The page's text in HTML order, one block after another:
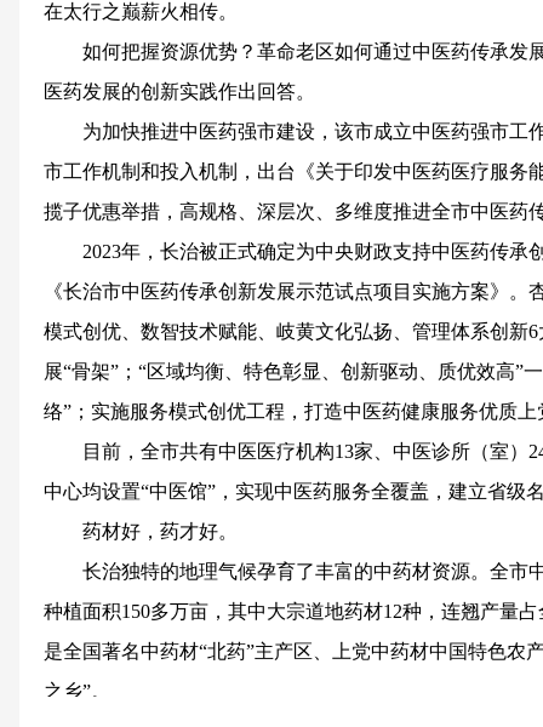
在太行之巅薪火相传。
如何把握资源优势？革命老区如何通过中医药传承发
医药发展的创新实践作出回答。
为加快推进中医药强市建设，该市成立中医药强市工
市工作机制和投入机制，出台《关于印发中医药医疗服务
揽子优惠举措，高规格、深层次、多维度推进全市中医药
2023年，长治被正式确定为中央财政支持中医药传承
《长治市中医药传承创新发展示范试点项目实施方案》
模式创优、数智技术赋能、岐黄文化弘扬、管理体系创新
展“骨架”；“区域均衡、特色彰显、创新驱动、质优效高”
络”；实施服务模式创优工程，打造中医药健康服务优质上
目前，全市共有中医医疗机构13家、中医诊所（室）
中心均设置“中医馆”，实现中医药服务全覆盖，建立省级
药材好，药才好。
长治独特的地理气候孕育了丰富的中药材资源。全市
种植面积150多万亩，其中大宗道地药材12种，连翘产量
是全国著名中药材“北药”主产区、上党中药材中国特色农
之乡”。